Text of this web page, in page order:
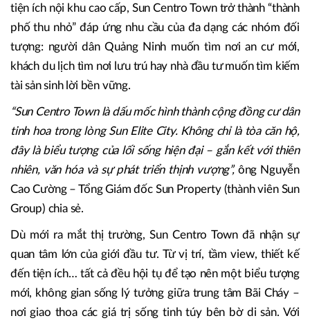
tiện ích nội khu cao cấp, Sun Centro Town trở thành “thành
phố thu nhỏ” đáp ứng nhu cầu của đa dạng các nhóm đối
tượng: người dân Quảng Ninh muốn tìm nơi an cư mới,
khách du lịch tìm nơi lưu trú hay nhà đầu tư muốn tìm kiếm
tài sản sinh lời bền vững.
“Sun Centro Town là dấu mốc hình thành cộng đồng cư dân
tinh hoa trong lòng Sun Elite City. Không chỉ là tòa căn hộ,
đây là biểu tượng của lối sống hiện đại – gắn kết với thiên
nhiên, văn hóa và sự phát triển thịnh vượng”, ông Nguyễn
Cao Cường – Tổng Giám đốc Sun Property (thành viên Sun
Group) chia sẻ.
Dù mới ra mắt thị trường, Sun Centro Town đã nhận sự
quan tâm lớn của giới đầu tư. Từ vị trí, tầm view, thiết kế
đến tiện ích… tất cả đều hội tụ để tạo nên một biểu tượng
mới, không gian sống lý tưởng giữa trung tâm Bãi Cháy –
nơi giao thoa các giá trị sống tinh túy bên bờ di sản. Với